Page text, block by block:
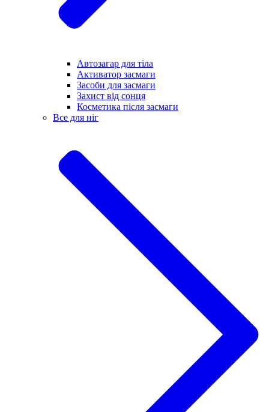
Автозагар для тіла
Активатор засмаги
Засоби для засмаги
Захист від сонця
Косметика після засмаги
Все для ніг